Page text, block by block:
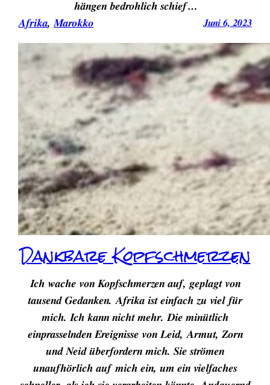
hängen bedrohlich schief…
Afrika, Marokko Juni 6, 2023
Dankbare Kopfschmerzen
Ich wache von Kopfschmerzen auf, geplagt von
tausend Gedanken. Afrika ist einfach zu viel für
mich. Ich kann nicht mehr. Die minütlich
einprasselnden Ereignisse von Leid, Armut, Zorn
und Neid überfordern mich. Sie strömen
unaufhörlich auf mich ein, um ein vielfaches